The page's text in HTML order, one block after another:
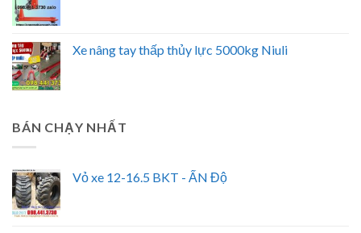
Xe nâng tay thấp thủy lực 5000kg Niuli
BÁN CHẠY NHẤT
Vỏ xe 12-16.5 BKT - ẤN Độ